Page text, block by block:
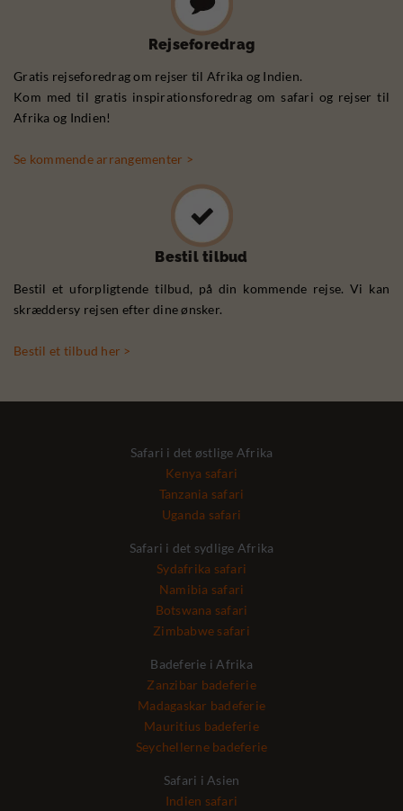
Rejseforedrag
Gratis rejseforedrag om rejser til Afrika og Indien.
Kom med til gratis inspirationsforedrag om safari og rejser til
Afrika og Indien!
Se kommende arrangementer >
Bestil tilbud
Bestil et uforpligtende tilbud, på din kommende rejse. Vi kan
skræddersy rejsen efter dine ønsker.
Bestil et tilbud her >
Safari i det østlige Afrika
Kenya safari
Tanzania safari
Uganda safari
Safari i det sydlige Afrika
Sydafrika safari
Namibia safari
Botswana safari
Zimbabwe safari
Badeferie i Afrika
Zanzibar badeferie
Madagaskar badeferie
Mauritius badeferie
Seychellerne badeferie
Safari i Asien
Indien safari